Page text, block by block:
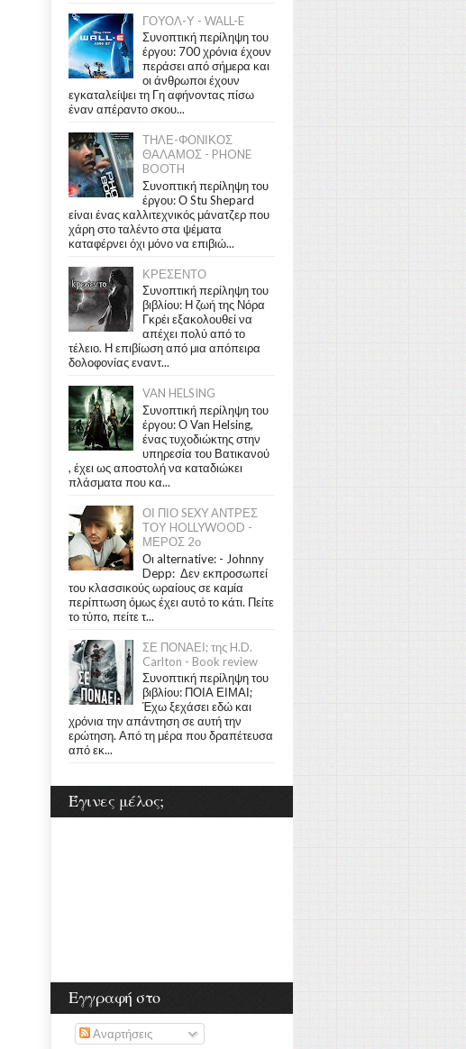
ΓΟΥΟΛ-Υ - WALL-E
Συνοπτική περίληψη του
έργου: 700 χρόνια έχουν
περάσει από σήμερα και
οι άνθρωποι έχουν
εγκαταλείψει τη Γη αφήνοντας πίσω
έναν απέραντο σκου...
ΤΗΛΕ-ΦΟΝΙΚΟΣ
ΘΑΛΑΜΟΣ - PHONE
BOOTH
Συνοπτική περίληψη του
έργου: Ο Stu Shepard
είναι ένας καλλιτεχνικός μάνατζερ που
χάρη στο ταλέντο στα ψέματα
καταφέρνει όχι μόνο να επιβιώ...
ΚΡΕΣΕΝΤΟ
Συνοπτική περίληψη του
βιβλίου: Η ζωή της Νόρα
Γκρέι εξακολουθεί να
απέχει πολύ από το
τέλειο. Η επιβίωση από μια απόπειρα
δολοφονίας εναντ...
VAN HELSING
Συνοπτική περίληψη του
έργου: Ο Van Helsing,
ένας τυχοδιώκτης στην
υπηρεσία του Βατικανού
, έχει ως αποστολή να καταδιώκει
πλάσματα που κα...
ΟΙ ΠΙΟ SEXY ΑΝΤΡΕΣ
ΤΟΥ HOLLYWOOD -
ΜΕΡΟΣ 2ο
Οι alternative: - Johnny
Depp: Δεν εκπροσωπεί
του κλασσικούς ωραίους σε καμία
περίπτωση όμως έχει αυτό το κάτι. Πείτε
το τύπο, πείτε τ...
ΣΕ ΠΟΝΑΕΙ; της H.D.
Carlton - Book review
Συνοπτική περίληψη του
βιβλίου: ΠΟΙΑ ΕΙΜΑΙ;
Έχω ξεχάσει εδώ και
χρόνια την απάντηση σε αυτή την
ερώτηση. Από τη μέρα που δραπέτευσα
από εκ...
Έγινες μέλος;
Εγγραφή στο
Αναρτήσεις